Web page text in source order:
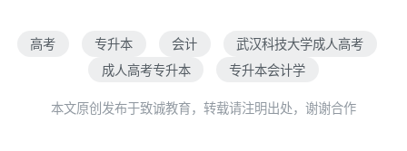
成人高考专业热度排行榜中，会计学连续多年稳
居报考热门前列。该专业以就业面覆盖所有行
业、职业资格证考试路径清晰、岗位晋升通道明
高考 专升本 会计
武汉科技大学成人高考
成人高考专升本
专升本会计学
本文原创发布于致诚教育，转载请注明出处，谢谢合作